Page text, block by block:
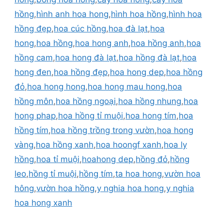
hồng,hình anh hoa hong,hình hoa hồng,hình hoa
hồng đẹp,hoa cúc hồng,hoa đà lạt,hoa
hong,hoa hồng,hoa hong anh,hoa hồng anh,hoa
hồng cam,hoa hong đà lạt,hoa hồng đà lạt,hoa
hong đen,hoa hồng đẹp,hoa hong dep,hoa hồng
đỏ,hoa hong hong,hoa hong mau hong,hoa
hồng môn,hoa hồng ngoại,hoa hồng nhung,hoa
hong phap,hoa hồng tỉ muội,hoa hong tím,hoa
hồng tím,hoa hồng trồng trong vườn,hoa hong
vàng,hoa hồng xanh,hoa hoongf xanh,hoa ly
hồng,hoa tỉ muội,hoahong dep,hồng đỏ,hồng
leo,hồng tỉ muội,hồng tím,ta hoa hong,vườn hoa
hông,vườn hoa hồng,y nghia hoa hong,y nghia
hoa hong xanh